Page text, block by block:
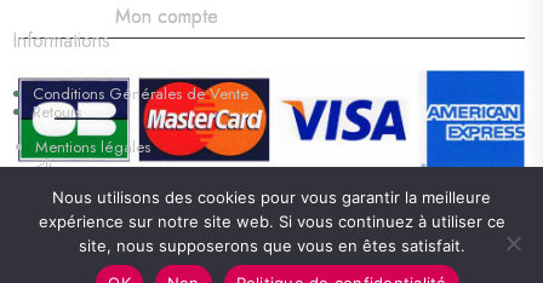
Mon compte
Informations
Conditions Générales de Vente
Retours
Mentions légales
<li
chapitrebeaute © 2026. tous droits réservés
Nous utilisons des cookies pour vous garantir la meilleure
expérience sur notre site web. Si vous continuez à utiliser ce
site, nous supposerons que vous en êtes satisfait.